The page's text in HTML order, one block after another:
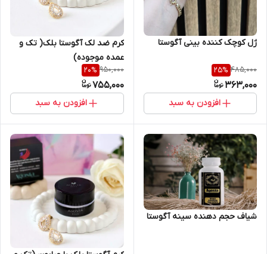
ژل کوچک کننده بینی آگوستا
485,000
25%
363,000
افزودن به سبد
کرم ضد لک آگوستا بلک( تک و
عمده موجوده)
950,000
20%
755,000
افزودن به سبد
شیاف حجم دهنده سینه آگوستا